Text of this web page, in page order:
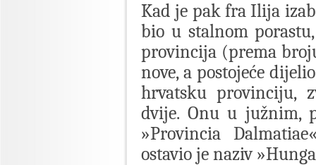
Kad je pak fra Ilija
bio u stalnom
provincija (prema
nove, a postojeće
hrvatsku provinciju,
dvije. Onu u južnim,
»Provincia
ostavio je naziv